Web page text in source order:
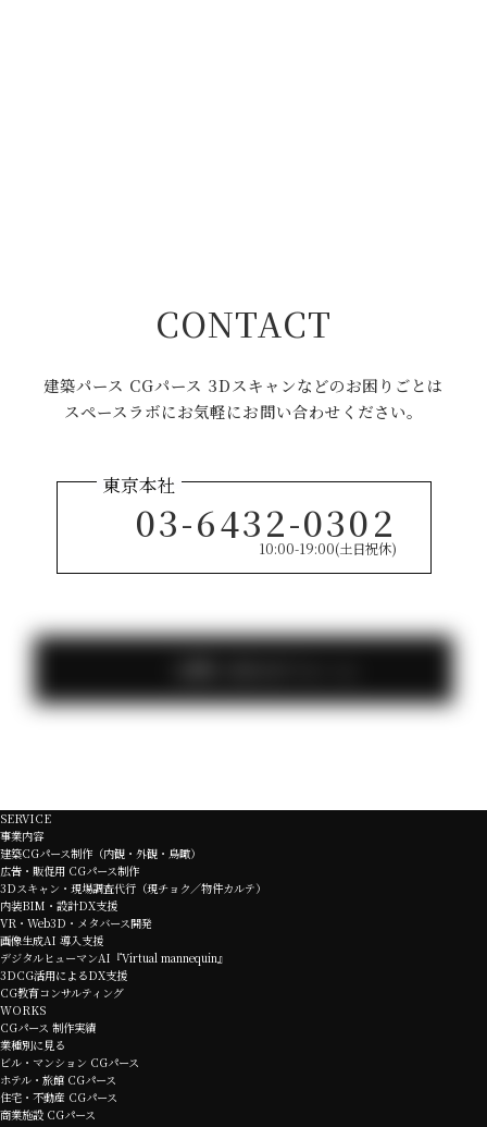
CONTACT
建築パース CGパース 3Dスキャンなどのお困りごとは
スペースラボにお気軽にお問い合わせください。
03-6432-0302
10:00-19:00(土日祝休)
SERVICE
事業内容
建築CGパース制作（内観・外観・鳥瞰）
広告・販促用 CGパース制作
3Dスキャン・現場調査代行（現チョク／物件カルテ）
内装BIM・設計DX支援
VR・Web3D・メタバース開発
画像生成AI 導入支援
デジタルヒューマンAI『Virtual mannequin』
3DCG活用によるDX支援
CG教育コンサルティング
WORKS
CGパース 制作実績
業種別に見る
ビル・マンション CGパース
ホテル・旅館 CGパース
住宅・不動産 CGパース
商業施設 CGパース